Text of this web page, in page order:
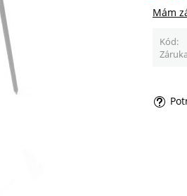
Mám
Kód
Záruka